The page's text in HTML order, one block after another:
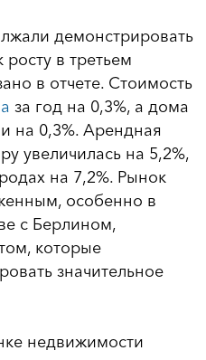
демонстрировать
в третьем
в отчете. Стоимость
за год на 0,3%, а дома
на 0,3%. Арендная
увеличилась на 5,2%,
на 7,2%. Рынок
особенно в
с Берлином,
которые
значительное
недвижимости